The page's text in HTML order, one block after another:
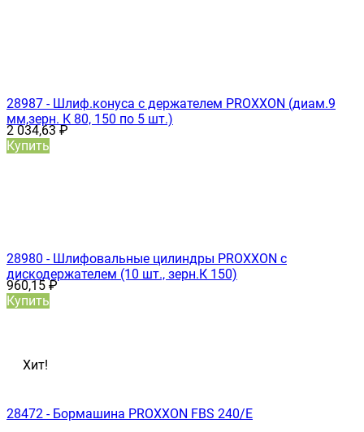
28987 - Шлиф.конуса с держателем PROXXON (диам.9
мм,зерн. К 80, 150 по 5 шт.)
2 034,63₽
Купить
28980 - Шлифовальные цилиндры PROXXON с
дискодержателем (10 шт., зерн.К 150)
960,15₽
Купить
Хит!
28472 - Бормашина PROXXON FBS 240/Е